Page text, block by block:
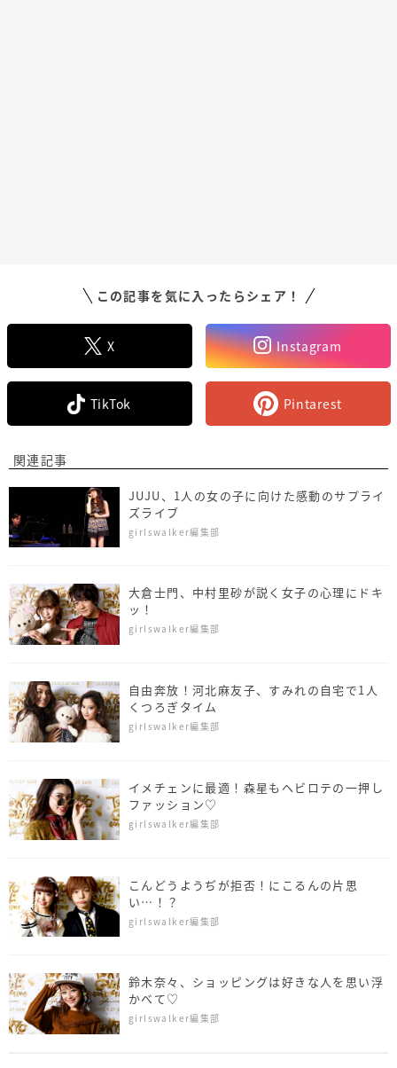
この記事を気に入ったらシェア！
X Instagram
TikTok Pintarest
関連記事
JUJU、1人の女の子に向けた感動のサプライ
ズライブ
girlswalker編集部
大倉士門、中村里砂が説く女子の心理にドキ
ッ！
girlswalker編集部
自由奔放！河北麻友子、すみれの自宅で1人
くつろぎタイム
girlswalker編集部
イメチェンに最適！森星もヘビロテの一押し
ファッション♡
girlswalker編集部
こんどうようぢが拒否！にこるんの片思
い…！？
girlswalker編集部
鈴木奈々、ショッピングは好きな人を思い浮
かべて♡
girlswalker編集部